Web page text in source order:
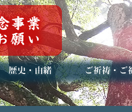
史・ご祭神
中行事
ディア掲載 ご祈祷・ご祈
安産祈願
初宮参り
七五三詣
長寿のお祝い
神前結婚式
厄祓い・方位
車のお祓い
地鎮祭
神葬祭（神式